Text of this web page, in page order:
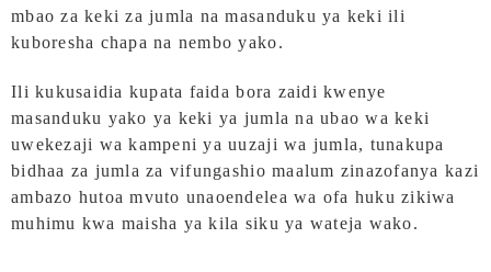
mbao za keki za jumla na masanduku ya keki ili
kuboresha chapa na nembo yako.
Ili kukusaidia kupata faida bora zaidi kwenye
masanduku yako ya keki ya jumla na ubao wa keki
uwekezaji wa kampeni ya uuzaji wa jumla, tunakupa
bidhaa za jumla za vifungashio maalum zinazofanya kazi
ambazo hutoa mvuto unaoendelea wa ofa huku zikiwa
muhimu kwa maisha ya kila siku ya wateja wako.